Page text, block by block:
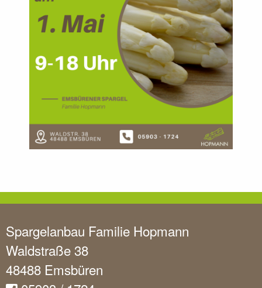
Spargelanbau Familie Hopmann
Waldstraße 38
48488 Emsbüren